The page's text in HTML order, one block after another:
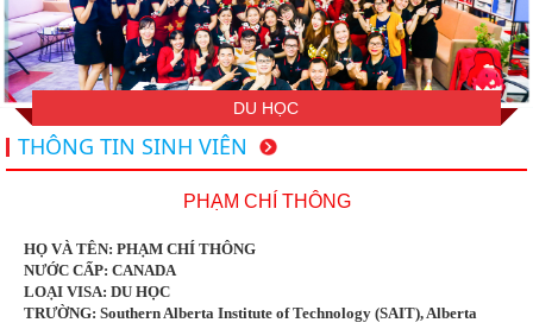
DU HỌC
THÔNG TIN SINH VIÊN
PHẠM CHÍ THÔNG
HỌ VÀ TÊN: PHẠM CHÍ THÔNG
NƯỚC CẤP: CANADA
LOẠI VISA: DU HỌC
TRƯỜNG: Southern Alberta Institute of Technology (SAIT), Alberta